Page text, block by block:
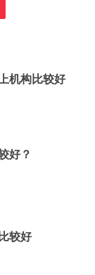
机构比较好
好？
较好